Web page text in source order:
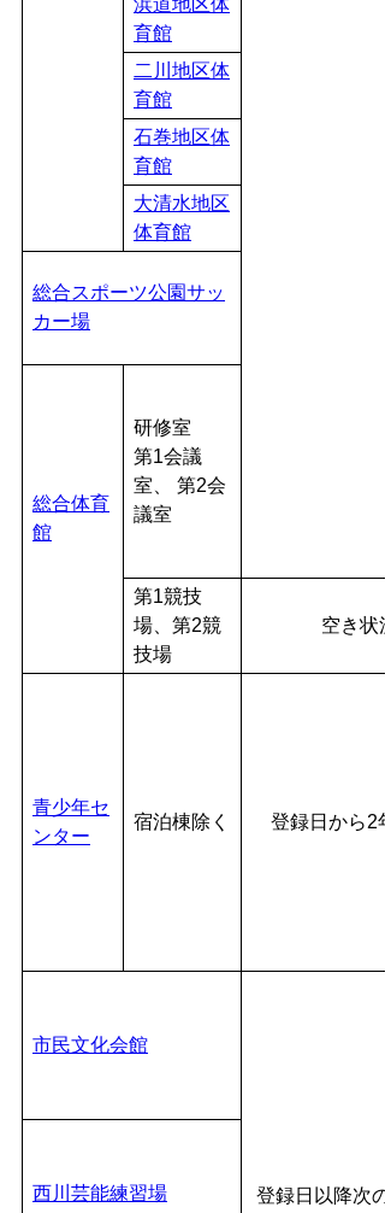
浜道地区体
育館
二川地区体
育館
石巻地区体
育館
大清水地区
体育館
総合スポーツ公園サッ
カー場
総合体育
館
研修室
第1会議
室、 第2会
議室
第1競技
場、第2競
技場
空き状
青少年セ
ンター
宿泊棟除く 登録日から2
市民文化会館
登録日以降次
西川芸能練習場